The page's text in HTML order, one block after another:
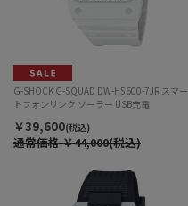
G-SHOCK G-SQUAD DW-H5600-7JR スマー
トフォンリンク ソーラー USB充電
￥39,600(税込)
通常価格￥44,000(税込)